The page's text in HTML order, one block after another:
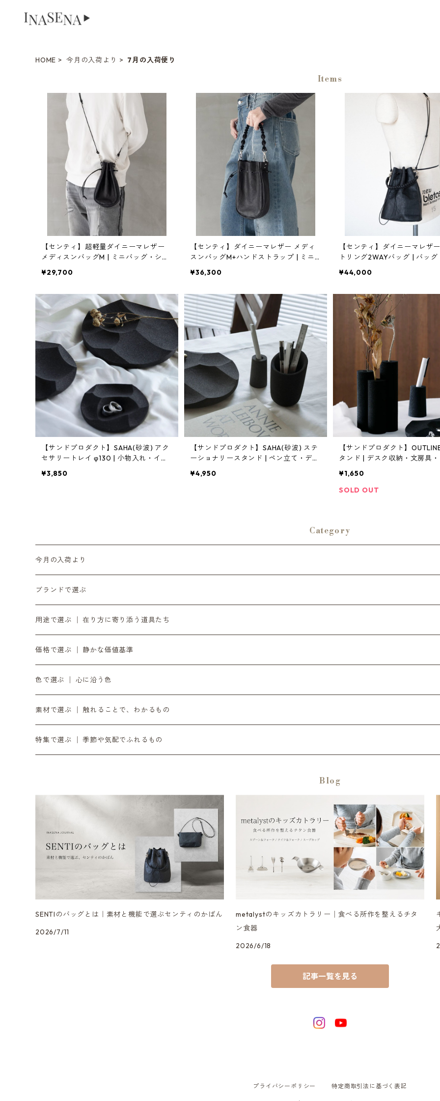
HOME 今月の入荷より 7月の入荷便り
Items
【センティ】超軽量ダイニーマレザー
メディスンバッグM | ミニバッグ・ショ
セナ)]
¥29,700
【センティ】ダイニーマレザー メディ
スンバッグM+ハンドストラップ | ミニ
NASENA(イナセナ)]
¥36,300
【センティ】ダイニーマレザ
トリング2WAYバッグ | バッグ
ナ)]
¥44,000
【サンドプロダクト】SAHA(砂波) アク
セサリートレイ φ130 | 小物入れ・イン
ENA(イナセナ)]
¥3,850
【サンドプロダクト】SAHA(砂波) ステ
ーショナリースタンド | ペン立て・デス
ENA(イナセナ)]
¥4,950
【サンドプロダクト】
タンド | デスク収納・文房具・
ナ)]
¥1,650
SOLD OUT
Category
今月の入荷より
6月の入荷便り
7月の入荷便り
8月の入荷便り
10月の入荷便り
11月の入荷便り
12月の入荷便り
3月の入荷便り
5月の入荷便り
ブランドで選ぶ
INASENA SOUNDS │ イナセナサウンズ
to UTAU │ うたうへ
OZOPS │ オズオプス
SANDPRODUCT │ サンドプロダクト
センティ │ SENTI
SENTIの財布
SENTIのベルト
TORCH+ │ トーチ
metalyst │ メタリスト
用途で選ぶ │ 在り方に寄り添う道具たち
持ち歩く道具 │ バッグ・財布・ポーチ・スマホストラップ
軸をととのえる │ 時計・ベルト
書く・置く・添える │ ペン立て・コースター
余白をつくる｜ミラー・プランター・インテリア
日々を澄ます │ 洗剤・アウトドア
整える音 | INASENA SOUNDS / デジタル音楽
食卓をととのえる │ カトラリー・食器
価格で選ぶ │ 静かな価値基準
気負わず選ぶ │ 〜¥9,999
日々に添える │ ¥10,000〜¥19,999
時間とともに在る │ ¥20,000〜
色で選ぶ │ 心に沿う色
黒
銀
素材で選ぶ │ 触れることで、わかるもの
ダイニーマレザー
シュリンクレザー
特集で選ぶ │ 季節や気配でふれるもの
リラックス / 心を整える
Blog
SENTIのバッグとは｜素材と機能で選ぶセンティのかばん
2026/7/11
metalystのキッズカトラリー│食べる所作を整えるチタ
ン食器
2026/6/18
記事一覧を見る
プライバシーポリシー 特定商取引法に基づく表記